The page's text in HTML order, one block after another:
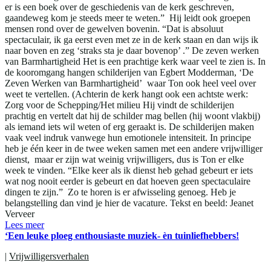
er is een boek over de geschiedenis van de kerk geschreven,
gaandeweg kom je steeds meer te weten.” Hij leidt ook groepen
mensen rond over de gewelven bovenin. “Dat is absoluut
spectaculair, ik ga eerst even met ze in de kerk staan en dan wijs ik
naar boven en zeg ‘straks sta je daar bovenop’ .” De zeven werken
van Barmhartigheid Het is een prachtige kerk waar veel te zien is. In
de kooromgang hangen schilderijen van Egbert Modderman, ‘De
Zeven Werken van Barmhartigheid’ waar Ton ook heel veel over
weet te vertellen. (Achterin de kerk hangt ook een achtste werk:
Zorg voor de Schepping/Het milieu Hij vindt de schilderijen
prachtig en vertelt dat hij de schilder mag bellen (hij woont vlakbij)
als iemand iets wil weten of erg geraakt is. De schilderijen maken
vaak veel indruk vanwege hun emotionele intensiteit. In principe
heb je één keer in de twee weken samen met een andere vrijwilliger
dienst, maar er zijn wat weinig vrijwilligers, dus is Ton er elke
week te vinden. “Elke keer als ik dienst heb gehad gebeurt er iets
wat nog nooit eerder is gebeurt en dat hoeven geen spectaculaire
dingen te zijn.” Zo te horen is er afwisseling genoeg. Heb je
belangstelling dan vind je hier de vacature. Tekst en beeld: Jeanet
Verveer
Lees meer
‘Een leuke ploeg enthousiaste muziek- èn tuinliefhebbers!
| Vrijwilligersverhalen